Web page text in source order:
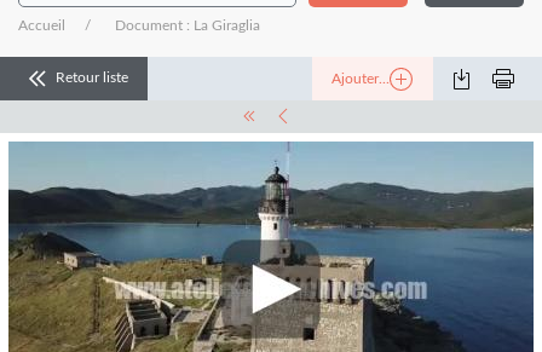
Accueil Document : La Giraglia
Retour liste Ajouter...